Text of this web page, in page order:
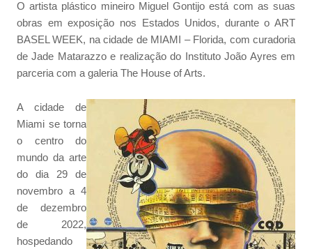
O artista plástico mineiro Miguel Gontijo está com as suas
obras em exposição nos Estados Unidos, durante o ART
BASEL WEEK, na cidade de MIAMI – Florida, com curadoria
de Jade Matarazzo e realização do Instituto João Ayres em
parceria com a galeria The House of Arts.
A cidade de
Miami se torna
o centro do
mundo da arte
do dia 29 de
novembro a 4
de dezembro
de 2022,
hospedando